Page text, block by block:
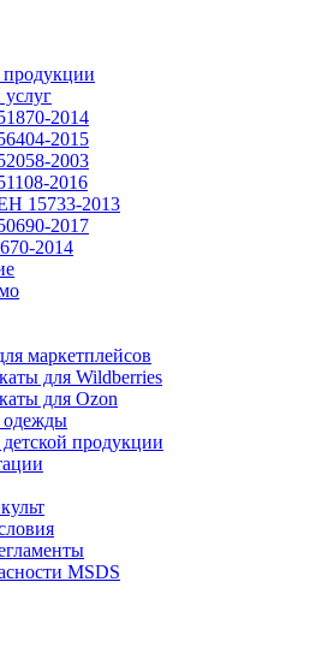
2014
2015
2003
2016
15733-2013
2017
2014
маркетплейсов
для Wildberries
для Ozon
одежды
продукции
MSDS